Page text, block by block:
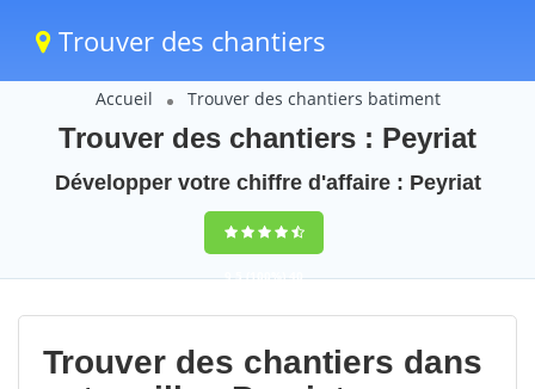
Trouver des chantiers
Accueil Trouver des chantiers batiment
Trouver des chantiers : Peyriat
Développer votre chiffre d'affaire : Peyriat
9,5(100%)40
votes
Trouver des chantiers dans